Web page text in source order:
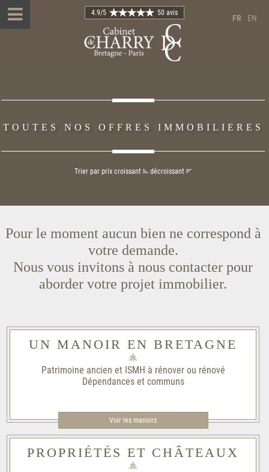
FR EN
4.9/5 50 avis
TOUTES NOS OFFRES IMMOBILIERES
Trier par prix croissant décroissant
Pour le moment aucun bien ne correspond à
votre demande.
Nous vous invitons à nous contacter pour
aborder votre projet immobilier.
UN MANOIR EN BRETAGNE
Patrimoine ancien et ISMH à rénover ou rénové
Dépendances et communs
Voir les manoirs
PROPRIÉTÉS ET CHÂTEAUX